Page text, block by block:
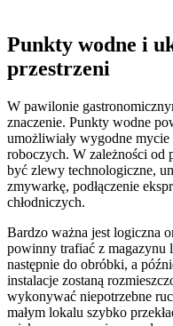
Punkty wodne i
przestrzeni
W pawilonie
znaczenie. Punkty wodne
umożliwiały wygodne
roboczych. W zależności od
być zlewy technologiczne,
zmywarkę, podłączenie
chłodniczych.
Bardzo ważna jest logiczna
powinny trafiać z magazynu
następnie do obróbki, a
instalacje zostaną
wykonywać niepotrzebne
małym lokalu szybko